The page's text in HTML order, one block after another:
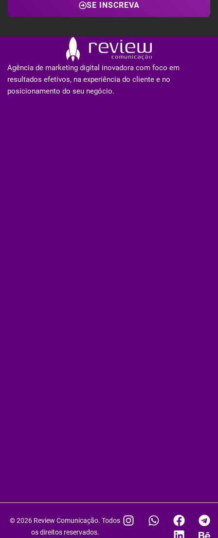
SE INSCREVA
Agência de marketing digital inovadora com foco em
resultados efetivos, na experiência do cliente e no
posicionamento do seu negócio.
© 2026 Review Comunicação. Todos
os direitos reservados.
I
W
F
a
T
e
L
i
B
e